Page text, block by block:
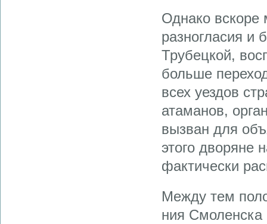
Однако вскоре
разно­гласия и
Тру­бецкой,
больше
всех уез­дов
атаманов,
вызван для
этого дворяне
фактически
Между тем
ния Смоленска